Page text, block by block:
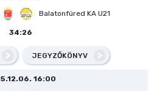
Balatonfüred KA U21
34:26
JEGYZŐKÖNYV
16:00